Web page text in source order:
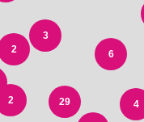
6
4
2
2
29
3